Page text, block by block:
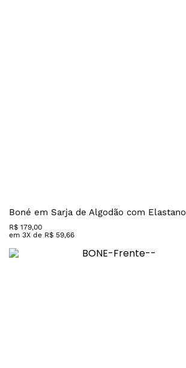
Boné em Sarja de Algodão com Elastano
R$ 179,00
em 3X de R$ 59,66